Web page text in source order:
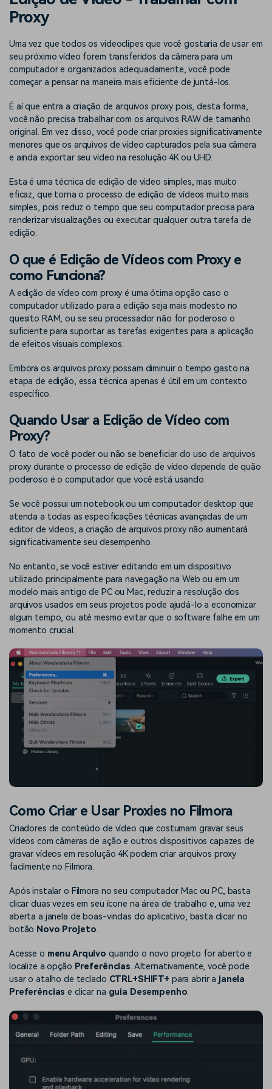
Enciclopédia de Vídeo
de edição de vídeo
usuários criam com o Filmora
Mostre sua criatividade
ilimitada com o Hub de
Criadores
Crie efeitos de vídeo
profissionais por conta
própria
Comunidade
Blog
Programa de afiliados
Acesse parcerias de nível
empresarial
Saiba mais
Buscar
Proxy
Uma vez que todos os videoclipes que você gostaria de usar em
seu próximo vídeo forem transferidos da câmera para um
computador e organizados adequadamente, você pode
começar a pensar na maneira mais eficiente de juntá-los.
É aí que entra a criação de arquivos proxy pois, desta forma,
você não precisa trabalhar com os arquivos RAW de tamanho
original. Em vez disso, você pode criar proxies significativamente
menores que os arquivos de vídeo capturados pela sua câmera
e ainda exportar seu vídeo na resolução 4K ou UHD.
Esta é uma técnica de edição de vídeo simples, mas muito
eficaz, que torna o processo de edição de vídeos muito mais
simples, pois reduz o tempo que seu computador precisa para
renderizar visualizações ou executar qualquer outra tarefa de
edição.
O que é Edição de Vídeos com Proxy e
como Funciona?
A edição de vídeo com proxy é uma ótima opção caso o
computador utilizado para a edição seja mais modesto no
quesito RAM, ou se seu processador não for poderoso o
suficiente para suportar as tarefas exigentes para a aplicação
de efeitos visuais complexos.
Embora os arquivos proxy possam diminuir o tempo gasto na
etapa de edição, essa técnica apenas é útil em um contexto
específico.
Quando Usar a Edição de Vídeo com
Proxy?
O fato de você poder ou não se beneficiar do uso de arquivos
proxy durante o processo de edição de vídeo depende de quão
poderoso é o computador que você está usando.
Se você possui um notebook ou um computador desktop que
atenda a todas as especificações técnicas avançadas de um
editor de vídeos, a criação de arquivos proxy não aumentará
significativamente seu desempenho.
No entanto, se você estiver editando em um dispositivo
utilizado principalmente para navegação na Web ou em um
modelo mais antigo de PC ou Mac, reduzir a resolução dos
arquivos usados em seus projetos pode ajudá-lo a economizar
algum tempo, ou até mesmo evitar que o software falhe em um
momento crucial.
Como Criar e Usar Proxies no Filmora
Criadores de conteúdo de vídeo que costumam gravar seus
vídeos com câmeras de ação e outros dispositivos capazes de
gravar vídeos em resolução 4K podem criar arquivos proxy
facilmente no Filmora.
Após instalar o Filmora no seu computador Mac ou PC, basta
clicar duas vezes em seu ícone na área de trabalho e, uma vez
aberta a janela de boas-vindas do aplicativo, basta clicar no
botão Novo Projeto.
Acesse o menu Arquivo quando o novo projeto for aberto e
localize a opção Preferências. Alternativamente, você pode
usar o atalho de teclado CTRL+SHIFT+ para abrir ajanela
Preferências e clicar na guia Desempenho.